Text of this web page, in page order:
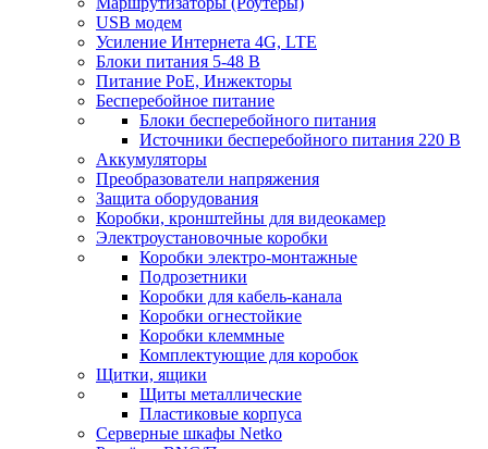
USB модем
Усиление Интернета 4G, LTE
Блоки питания 5-48 В
Питание PoE, Инжекторы
Бесперебойное питание
Блоки бесперебойного питания
Источники бесперебойного питания 220 В
Аккумуляторы
Преобразователи напряжения
Защита оборудования
Коробки, кронштейны для видеокамер
Электроустановочные коробки
Коробки электро-монтажные
Подрозетники
Коробки для кабель-канала
Коробки огнестойкие
Коробки клеммные
Комплектующие для коробок
Щитки, ящики
Щиты металлические
Пластиковые корпуса
Серверные шкафы Netko